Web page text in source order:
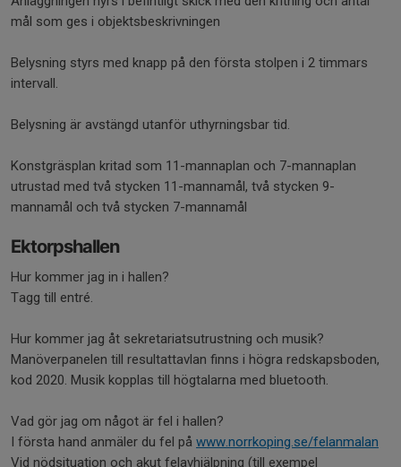
mål som ges i objektsbeskrivningen
Belysning styrs med knapp på den första stolpen i 2 timmars
intervall.
Belysning är avstängd utanför uthyrningsbar tid.
Konstgräsplan kritad som 11-mannaplan och 7-mannaplan
utrustad med två stycken 11-mannamål, två stycken 9-
mannamål och två stycken 7-mannamål
Ektorpshallen
Hur kommer jag in i hallen?
Tagg till entré.
Hur kommer jag åt sekretariatsutrustning och musik?
Manöverpanelen till resultattavlan finns i högra redskapsboden,
kod 2020. Musik kopplas till högtalarna med bluetooth.
Vad gör jag om något är fel i hallen?
I första hand anmäler du fel på www.norrkoping.se/felanmalan
Vid nödsituation och akut felavhjälpning (till exempel